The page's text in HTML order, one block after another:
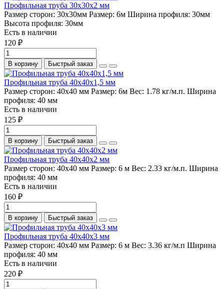
Профильная труба 30х30х2 мм
Размер сторон: 30х30мм Размер: 6м Ширина профиля: 30мм
Высота профиля: 30мм
Есть в наличии
120 ₽
В корзину Быстрый заказ
Профильная труба 40х40х1,5 мм
Размер сторон: 40х40 мм Размер: 6м Вес: 1.78 кг/м.п. Ширина
профиля: 40 мм
Есть в наличии
125 ₽
В корзину Быстрый заказ
Профильная труба 40х40х2 мм
Размер сторон: 40х40 мм Размер: 6 м Вес: 2.33 кг/м.п. Ширина
профиля: 40 мм
Есть в наличии
160 ₽
В корзину Быстрый заказ
Профильная труба 40х40х3 мм
Размер сторон: 40х40 мм Размер: 6 м Вес: 3.36 кг/м.п Ширина
профиля: 40 мм
Есть в наличии
220 ₽